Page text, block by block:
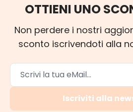
OTTIENI UNO
Non perdere i nostri
sconto iscrivendoti alla
Iscriviti alla